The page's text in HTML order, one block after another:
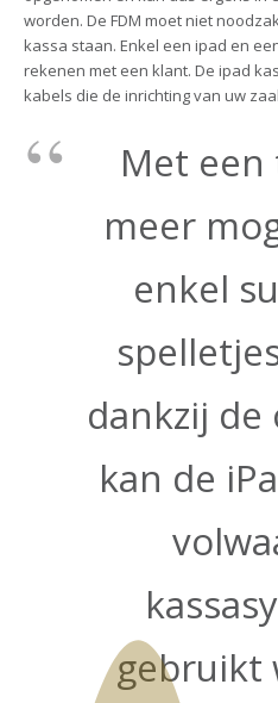
worden. De FDM moet niet
kassa staan. Enkel een ipad en
rekenen met een klant. De ipad
kabels die de inrichting van uw
Met
meer
enkel
dankzij de
kan de
gebruikt